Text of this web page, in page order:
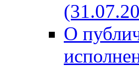
О